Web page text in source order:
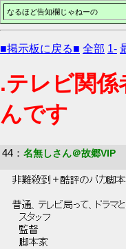
なるほど告知欄じゃねーの
■掲示板に戻る■ 全部 1-
.テレビ関係
んです
44 ： 名無しさん＠故郷VIP
非難殺到＋酷評のバカ脚
普通、テレビ局って、ドラマ
スタッフ
監督
脚本家